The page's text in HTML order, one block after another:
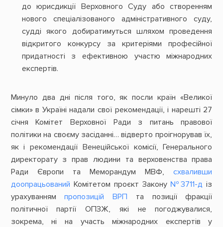
до юрисдикції Верховного Суду або створенням
нового спеціалізованого адміністративного суду,
судді якого добиратимуться шляхом проведення
відкритого конкурсу за критеріями професійної
придатності з ефективною участю міжнародних
експертів.
Минуло два дні після того, як посли країн «Великої
сімки» в Україні надали свої рекомендації, і нарешті 27
січня Комітет Верховної Ради з питань правової
політики на своєму засіданні… відверто проігнорував їх,
як і рекомендації Венеційської комісії, Генерального
директорату з прав людини та верховенства права
Ради Європи та Меморандум МВФ,схваливши
доопрацьований Комітетом проєкт Закону №3711-д із
урахуваннямпропозицій ВРП та позиції фракції
політичної партії ОПЗЖ, які не погоджувалися,
зокрема, ні на участь міжнародних експертів у